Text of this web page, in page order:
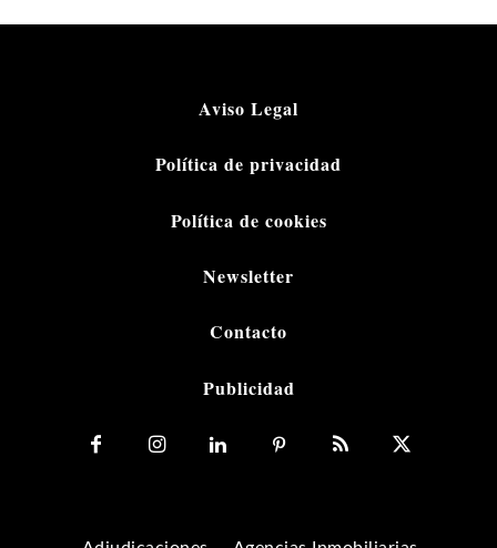
Aviso Legal
Política de privacidad
Política de cookies
Newsletter
Contacto
Publicidad